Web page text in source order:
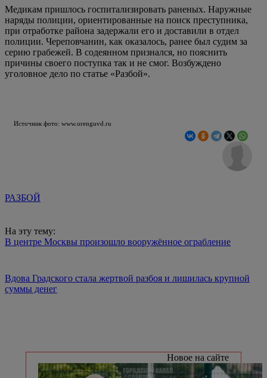
Медикам пришлось госпитализировать раненых. Наружные
наряды полиции, ориентированные на поиск преступника,
при отработке района задержали его и доставили в отдел
полиции. Череповчанин, как оказалось, ранее был судим за
серию грабежей. В содеянном признался, но пояснить
причины своего поступка так и не смог. Возбуждено
уголовное дело по статье «Разбой».
Источник фото: www.orenguvd.ru
РАЗБОЙ
На эту тему:
В центре Москвы произошло вооружённое ограбление
Вдова Градского стала жертвой разбоя и лишилась крупной
суммы денег
Новое на сайте